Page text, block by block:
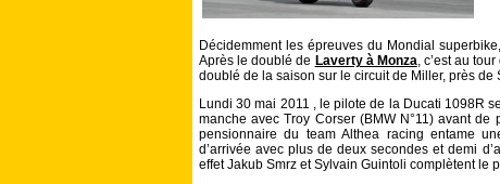
Décidemment les épreuves du Mondial
Après le doublé de Laverty à Monza, c’est au
doublé de la saison sur le circuit de Miller, près de
Lundi 30 mai 2011 , le pilote de la Ducati 1098R
manche avec Troy Corser (BMW N°11) avant de
pensionnaire du team Althea racing entame
d’arrivée avec plus de deux secondes et demi
effet Jakub Smrz et Sylvain Guintoli complètent le